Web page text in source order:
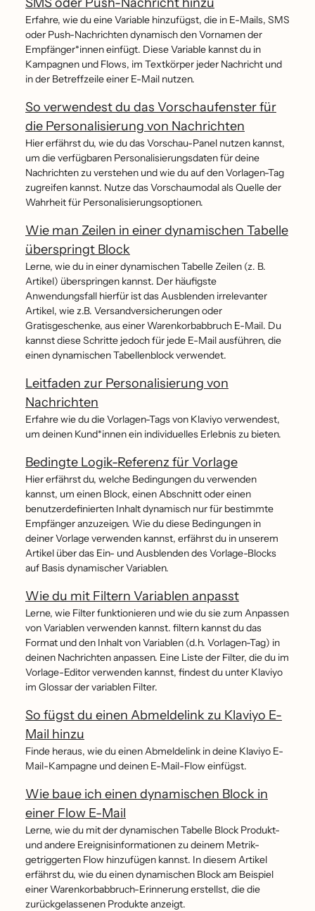
Erfahre, wie du eine Variable hinzufügst, die in E-Mails, SMS
oder Push-Nachrichten dynamisch den Vornamen der
Empfänger*innen einfügt. Diese Variable kannst du in
Kampagnen und Flows, im Textkörper jeder Nachricht und
in der Betreffzeile einer E-Mail nutzen.
So verwendest du das Vorschaufenster für
die Personalisierung von Nachrichten
Hier erfährst du, wie du das Vorschau-Panel nutzen kannst,
um die verfügbaren Personalisierungsdaten für deine
Nachrichten zu verstehen und wie du auf den Vorlagen-Tag
zugreifen kannst. Nutze das Vorschaumodal als Quelle der
Wahrheit für Personalisierungsoptionen.
Wie man Zeilen in einer dynamischen Tabelle
überspringt Block
Lerne, wie du in einer dynamischen Tabelle Zeilen (z. B.
Artikel) überspringen kannst. Der häufigste
Anwendungsfall hierfür ist das Ausblenden irrelevanter
Artikel, wie z.B. Versandversicherungen oder
Gratisgeschenke, aus einer Warenkorbabbruch E-Mail. Du
kannst diese Schritte jedoch für jede E-Mail ausführen, die
einen dynamischen Tabellenblock verwendet.
Leitfaden zur Personalisierung von
Nachrichten
Erfahre wie du die Vorlagen-Tags von Klaviyo verwendest,
um deinen Kund*innen ein individuelles Erlebnis zu bieten.
Bedingte Logik-Referenz für Vorlage
Hier erfährst du, welche Bedingungen du verwenden
kannst, um einen Block, einen Abschnitt oder einen
benutzerdefinierten Inhalt dynamisch nur für bestimmte
Empfänger anzuzeigen. Wie du diese Bedingungen in
deiner Vorlage verwenden kannst, erfährst du in unserem
Artikel über das Ein- und Ausblenden des Vorlage-Blocks
auf Basis dynamischer Variablen.
Wie du mit Filtern Variablen anpasst
Lerne, wie Filter funktionieren und wie du sie zum Anpassen
von Variablen verwenden kannst. filtern kannst du das
Format und den Inhalt von Variablen (d.h. Vorlagen-Tag) in
deinen Nachrichten anpassen. Eine Liste der Filter, die du im
Vorlage-Editor verwenden kannst, findest du unter Klaviyo
im Glossar der variablen Filter.
So fügst du einen Abmeldelink zu Klaviyo E-
Mail hinzu
Finde heraus, wie du einen Abmeldelink in deine Klaviyo E-
Mail-Kampagne und deinen E-Mail-Flow einfügst.
Wie baue ich einen dynamischen Block in
einer Flow E-Mail
Lerne, wie du mit der dynamischen Tabelle Block Produkt-
und andere Ereignisinformationen zu deinem Metrik-
getriggerten Flow hinzufügen kannst. In diesem Artikel
erfährst du, wie du einen dynamischen Block am Beispiel
einer Warenkorbabbruch-Erinnerung erstellst, die die
zurückgelassenen Produkte anzeigt.